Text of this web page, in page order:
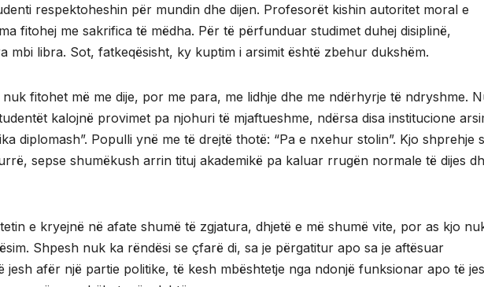
respektoheshin për mundin dhe dijen. Profesorët kishin autoritet moral e
fitohej me sakrifica të mëdha. Për të përfunduar studimet duhej disiplinë,
mbi libra. Sot, fatkeqësisht, ky kuptim i arsimit është zbehur dukshëm.
fitohet më me dije, por me para, me lidhje dhe me ndërhyrje të ndryshme.
kalojnë provimet pa njohuri të mjaftueshme, ndërsa disa institucione
diplomash”. Populli ynë me të drejtë thotë: “Pa e nxehur stolin”. Kjo shprehje
sepse shumëkush arrin tituj akademikë pa kaluar rrugën normale të dijes
e kryejnë në afate shumë të zgjatura, dhjetë e më shumë vite, por as kjo
Shpesh nuk ka rëndësi se çfarë di, sa je përgatitur apo sa je aftësuar
jesh afër një partie politike, të kesh mbështetje nga ndonjë funksionar apo të